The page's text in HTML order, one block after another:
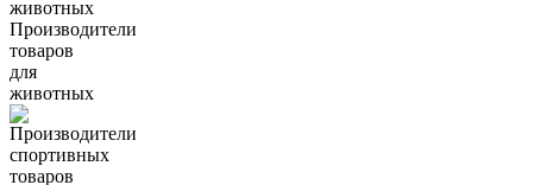
Производители
товаров
для
животных